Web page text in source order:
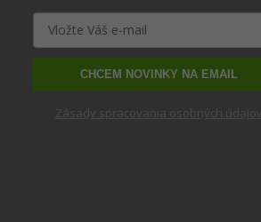
CHCEM NOVINKY NA EMAIL
Zásady spracovania osobných údajov